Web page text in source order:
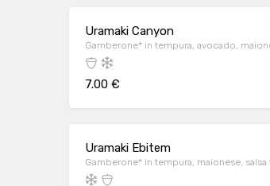
Uramaki Canyon
Gamberone* in tempura, avocado,
7.00 €
Uramaki Ebitem
Gamberone* in tempura, maionese, salsa